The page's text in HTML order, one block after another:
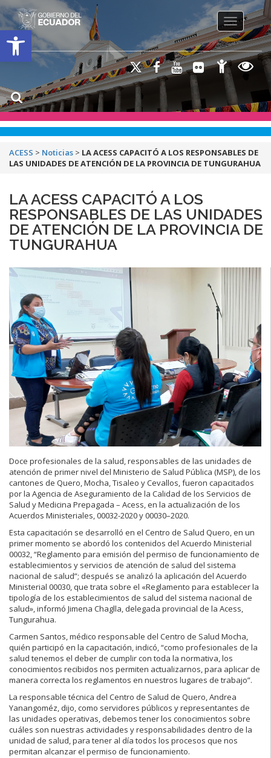
Open toolbar
Toggle
ACESS > Noticias > LA ACESS CAPACITÓ A LOS RESPONSABLES DE
LAS UNIDADES DE ATENCIÓN DE LA PROVINCIA DE TUNGURAHUA
LA ACESS CAPACITÓ A LOS
RESPONSABLES DE LAS UNIDADES
DE ATENCIÓN DE LA PROVINCIA DE
TUNGURAHUA
Doce profesionales de la salud, responsables de las unidades de
atención de primer nivel del Ministerio de Salud Pública (MSP), de los
cantones de Quero, Mocha, Tisaleo y Cevallos, fueron capacitados
por la Agencia de Aseguramiento de la Calidad de los Servicios de
Salud y Medicina Prepagada – Acess, en la actualización de los
Acuerdos Ministeriales, 00032-2020 y 00030–2020.
Esta capacitación se desarrolló en el Centro de Salud Quero, en un
primer momento se abordó los contenidos del Acuerdo Ministerial
00032, “Reglamento para emisión del permiso de funcionamiento de
establecimientos y servicios de atención de salud del sistema
nacional de salud”; después se analizó la aplicación del Acuerdo
Ministerial 00030, que trata sobre el «Reglamento para establecer la
tipología de los establecimientos de salud del sistema nacional de
salud», informó Jimena Chaglla, delegada provincial de la Acess,
Tungurahua.
Carmen Santos, médico responsable del Centro de Salud Mocha,
quién participó en la capacitación, indicó, “como profesionales de la
salud tenemos el deber de cumplir con toda la normativa, los
conocimientos recibidos nos permiten actualizarnos, para aplicar de
manera correcta los reglamentos en nuestros lugares de trabajo”.
La responsable técnica del Centro de Salud de Quero, Andrea
Yanangoméz, dijo, como servidores públicos y representantes de
las unidades operativas, debemos tener los conocimientos sobre
cuáles son nuestras actividades y responsabilidades dentro de la
unidad de salud, para tener al día todos los procesos que nos
permitan alcanzar el permiso de funcionamiento.